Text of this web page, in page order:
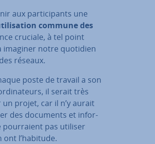
aux par­ti­ci­pants une
commune des
cruciale, à tel point
imaginer notre quotidien
réseaux.
poste de travail a son
il serait très
projet, car il n’y aurait
des documents et in­for­
pour­raient pas utiliser
l’habitude.